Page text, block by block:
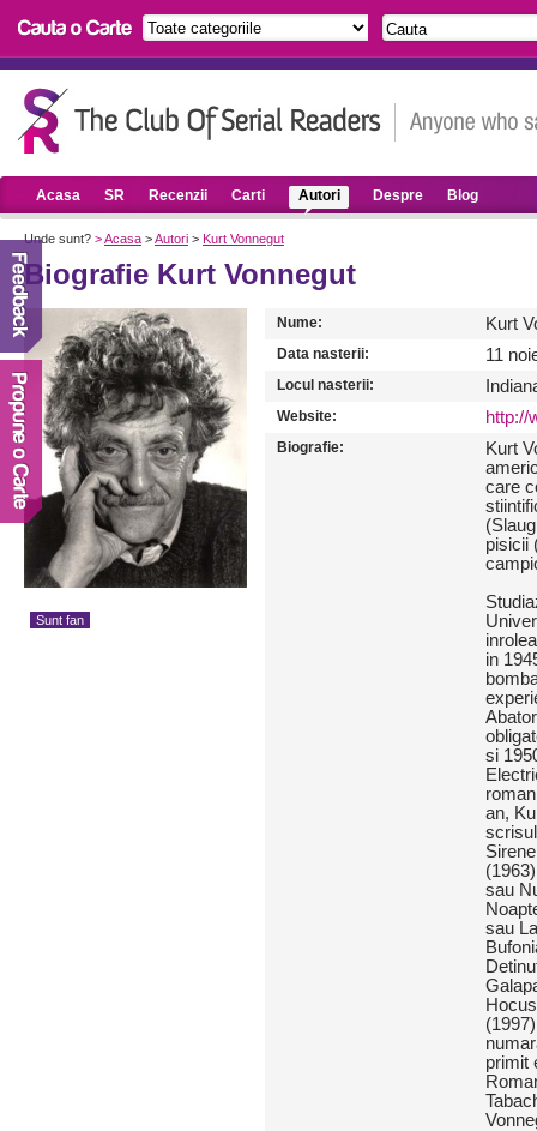
Acasa SR Recenzii Carti Autori Despre Blog
Unde sunt? >Acasa >Autori > Kurt Vonnegut
Biografie Kurt Vonnegut
Sunt fan
Nume: Kurt
Data nasterii: 11
Locul nasterii:
Website: http://
Biografie:
Kurt
care
pisicii
in
si
an,
sau
sau
primit